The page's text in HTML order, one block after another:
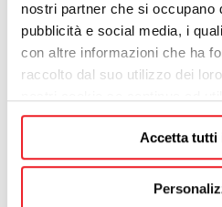
nostri partner che si occupano
pubblicità e social media, i
con altre informazioni che ha
raccolto dal suo utilizzo dei
Accetta tutti
Risultato economico:
Il cliente paga 1.991,98 €
L’ azienda installatrice
e dal GSE.
Per chi sta valutando
momento giusto per